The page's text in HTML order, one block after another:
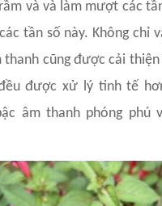
và và làm mượt các
tần số này. Không chỉ
thanh cũng được cải
được xử lý tinh tế
âm thanh phóng phú